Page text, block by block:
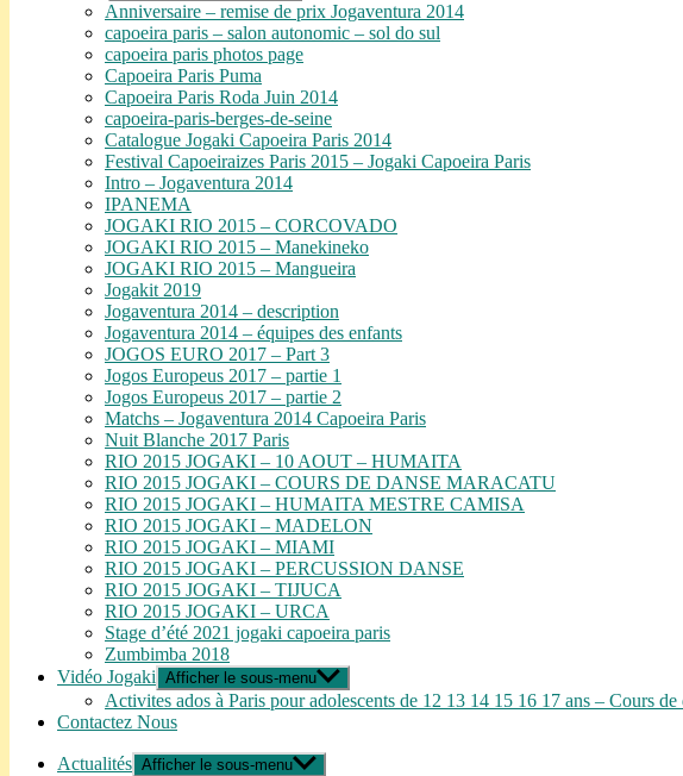
Anniversaire – remise de prix Jogaventura 2014
capoeira paris – salon autonomic – sol do sul
capoeira paris photos page
Capoeira Paris Puma
Capoeira Paris Roda Juin 2014
capoeira-paris-berges-de-seine
Catalogue Jogaki Capoeira Paris 2014
Festival Capoeiraizes Paris 2015 – Jogaki Capoeira Paris
Intro – Jogaventura 2014
IPANEMA
JOGAKI RIO 2015 – CORCOVADO
JOGAKI RIO 2015 – Manekineko
JOGAKI RIO 2015 – Mangueira
Jogakit 2019
Jogaventura 2014 – description
Jogaventura 2014 – équipes des enfants
JOGOS EURO 2017 – Part 3
Jogos Europeus 2017 – partie 1
Jogos Europeus 2017 – partie 2
Matchs – Jogaventura 2014 Capoeira Paris
Nuit Blanche 2017 Paris
RIO 2015 JOGAKI – 10 AOUT – HUMAITA
RIO 2015 JOGAKI – COURS DE DANSE MARACATU
RIO 2015 JOGAKI – HUMAITA MESTRE CAMISA
RIO 2015 JOGAKI – MADELON
RIO 2015 JOGAKI – MIAMI
RIO 2015 JOGAKI – PERCUSSION DANSE
RIO 2015 JOGAKI – TIJUCA
RIO 2015 JOGAKI – URCA
Stage d’été 2021 jogaki capoeira paris
Zumbimba 2018
Vidéo Jogaki Afficher le sous-menu
Activites ados à Paris pour adolescents de 12 13 14 15 16 17 ans – Cours
Contactez Nous
Actualités Afficher le sous-menu